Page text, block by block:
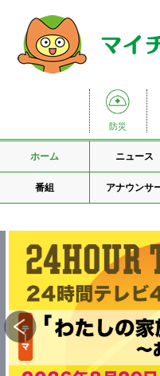
防災
ホーム ニュース
番組 アナウンサ